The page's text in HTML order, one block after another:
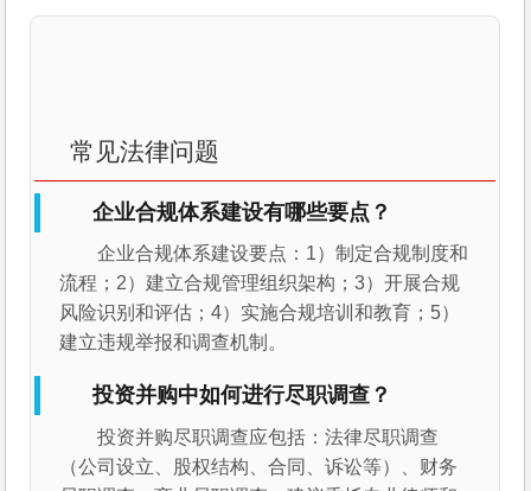
常见法律问题
企业合规体系建设有哪些要点？
企业合规体系建设要点：1）制定合规制度和
流程；2）建立合规管理组织架构；3）开展合规
风险识别和评估；4）实施合规培训和教育；5）
建立违规举报和调查机制。
投资并购中如何进行尽职调查？
投资并购尽职调查应包括：法律尽职调查
（公司设立、股权结构、合同、诉讼等）、财务